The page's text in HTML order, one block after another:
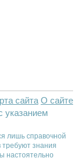
сайта О сайте
указанием
лишь справочной
требуют знания
настоятельно